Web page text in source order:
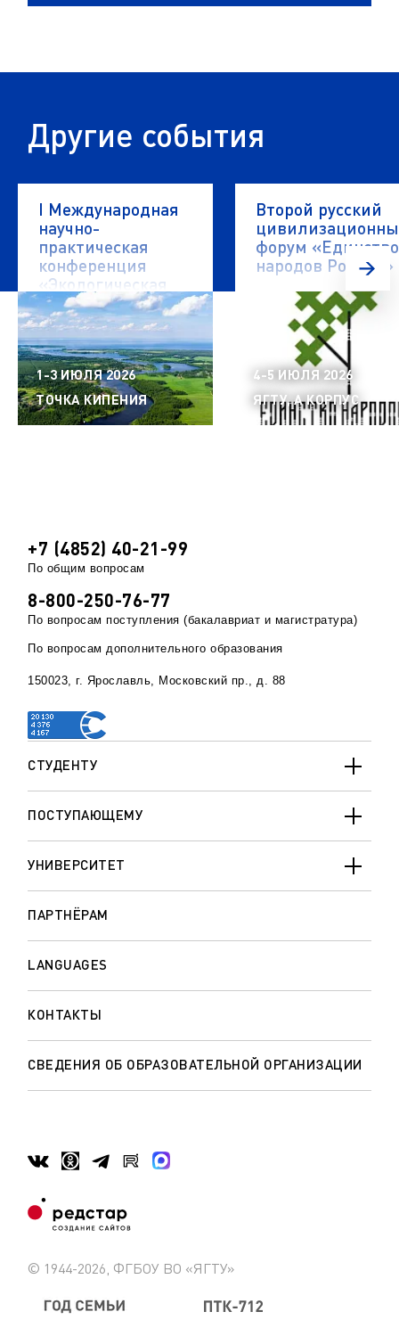
Другие события
I Международная
научно-
практическая
конференция
«Экологическая
безопасность
водных объектов»
1-3 ИЮЛЯ 2026
ТОЧКА КИПЕНИЯ
Второй русский
форум «Единство
народов России»
4-5 ИЮЛЯ 2026
ЯГТУ, А КОРПУС
СТУДЕНТУ
ПОСТУПАЮЩЕМУ
УНИВЕРСИТЕТ
ПАРТНЁРАМ
LANGUAGES
КОНТАКТЫ
СВЕДЕНИЯ ОБ ОБРАЗОВАТЕЛЬНОЙ ОРГАНИЗАЦИИ
+7 (4852) 40-21-99
По общим вопросам
8-800-250-76-77
По вопросам поступления (бакалавриат и магистратура)
По вопросам дополнительного образования
150023, г. Ярославль, Московский пр., д. 88
© 1944-2026, ФГБОУ ВО «ЯГТУ»